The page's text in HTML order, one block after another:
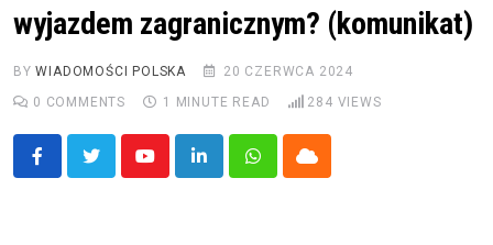
wyjazdem zagranicznym? (komunikat)
BYWIADOMOŚCI POLSKA
20 CZERWCA 2024
0 COMMENTS 1 MINUTE READ 284 VIEWS
YoutubeLinkedInWhatsappCloud